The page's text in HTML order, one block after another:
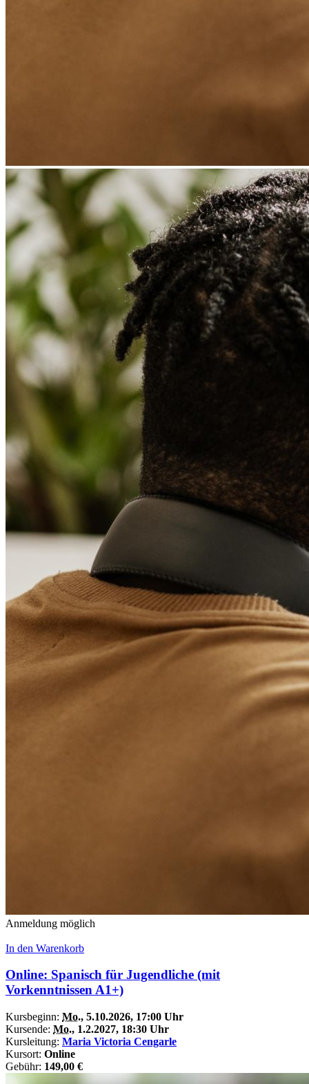
Anmeldung möglich
In den Warenkorb
Online: Spanisch für Jugendliche (mit
Vorkenntnissen A1+)
Kursbeginn: Mo., 5.10.2026, 17:00 Uhr
Kursende: Mo., 1.2.2027, 18:30 Uhr
Kursleitung: Maria Victoria Cengarle
Kursort: Online
Gebühr: 149,00 €